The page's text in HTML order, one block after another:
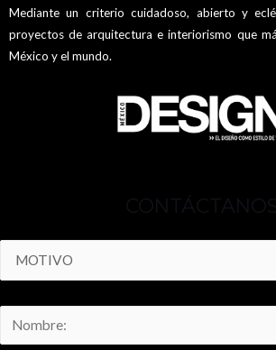
Mediante un criterio cuidadoso, abierto y
proyectos de arquitectura e interiorismo que
México y el mundo.
CONTÁCTANOS